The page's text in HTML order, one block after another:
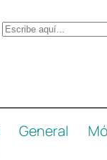
B
General